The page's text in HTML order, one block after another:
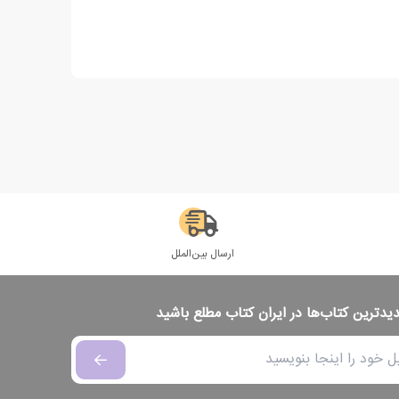
ارسال بین‌الملل
کتاب‌ها در ایران کتاب مطلع باشید